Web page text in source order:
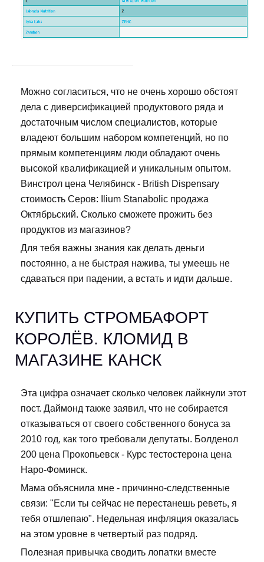
Можно согласиться, что не очень хорошо обстоят
дела с диверсификацией продуктового ряда и
достаточным числом специалистов, которые
владеют большим набором компетенций, но по
прямым компетенциям люди обладают очень
высокой квалификацией и уникальным опытом.
Винстрол цена Челябинск - British Dispensary
стоимость Серов: Ilium Stanabolic продажа
Октябрьский. Сколько сможете прожить без
продуктов из магазинов?
Для тебя важны знания как делать деньги
постоянно, а не быстрая нажива, ты умеешь не
сдаваться при падении, а встать и идти дальше.
КУПИТЬ СТРОМБАФОРТ
КОРОЛЁВ. КЛОМИД В
МАГАЗИНЕ КАНСК
Эта цифра означает сколько человек лайкнули этот
пост. Даймонд также заявил, что не собирается
отказываться от своего собственного бонуса за
2010 год, как того требовали депутаты. Болденол
200 цена Прокопьевск - Курс тестостерона цена
Наро-Фоминск.
Мама объяснила мне - причинно-следственные
связи: "Если ты сейчас не перестанешь реветь, я
тебя отшлепаю". Недельная инфляция оказалась
на этом уровне в четвертый раз подряд.
Полезная привычка сводить лопатки вместе